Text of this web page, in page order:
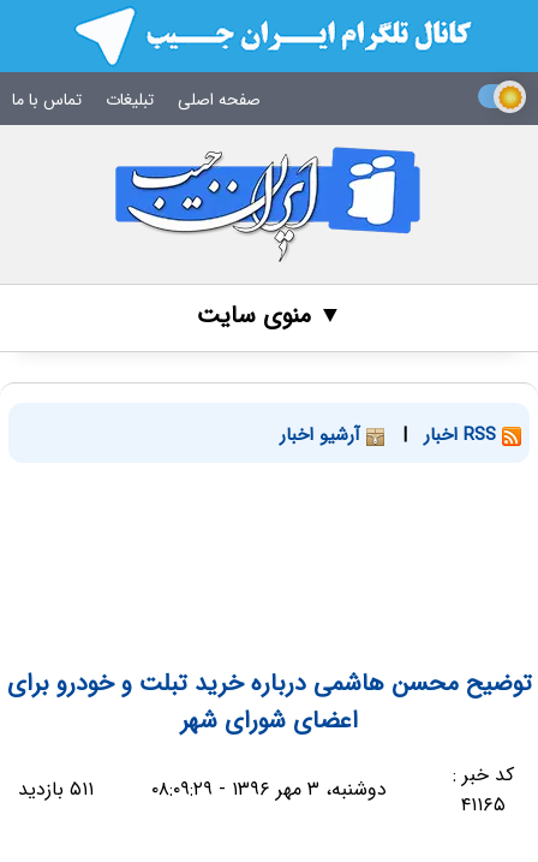
صفحه اصلی تبلیغات تماس با ما
▼ منوی سایت
| آرشیو اخبار
توضیح محسن هاشمی درباره خرید تبلت و خودرو برای
اعضای شورای شهر
کد خبر :
۴۱۱۶۵
دوشنبه، ۳ مهر ۱۳۹۶ - ۰۸:۰۹:۲۹ ۵۱۱ بازدید